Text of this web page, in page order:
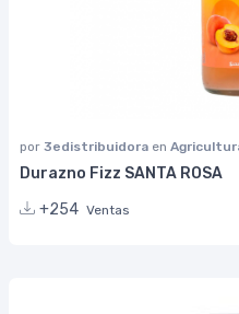
por 3edistribuidora en
Durazno Fizz SANTA ROSA
+254 Ventas